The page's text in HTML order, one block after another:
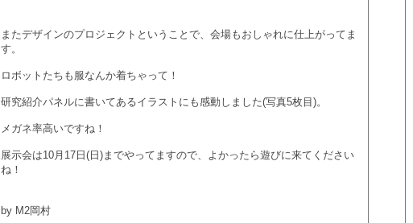
またデザインのプロジェクトということで、会場もおしゃれに仕上がってま
す。
ロボットたちも服なんか着ちゃって！
研究紹介パネルに書いてあるイラストにも感動しました(写真5枚目)。
メガネ率高いですね！
展示会は10月17日(日)までやってますので、よかったら遊びに来てください
ね！
by M2岡村